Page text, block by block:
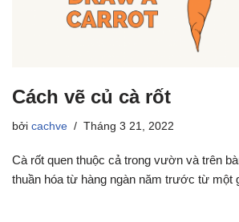
Cách vẽ củ cà rốt
bởi cachve Tháng 3 21, 2022
Cà rốt quen thuộc cả trong vườn và trên
thuần hóa từ hàng ngàn năm trước từ một